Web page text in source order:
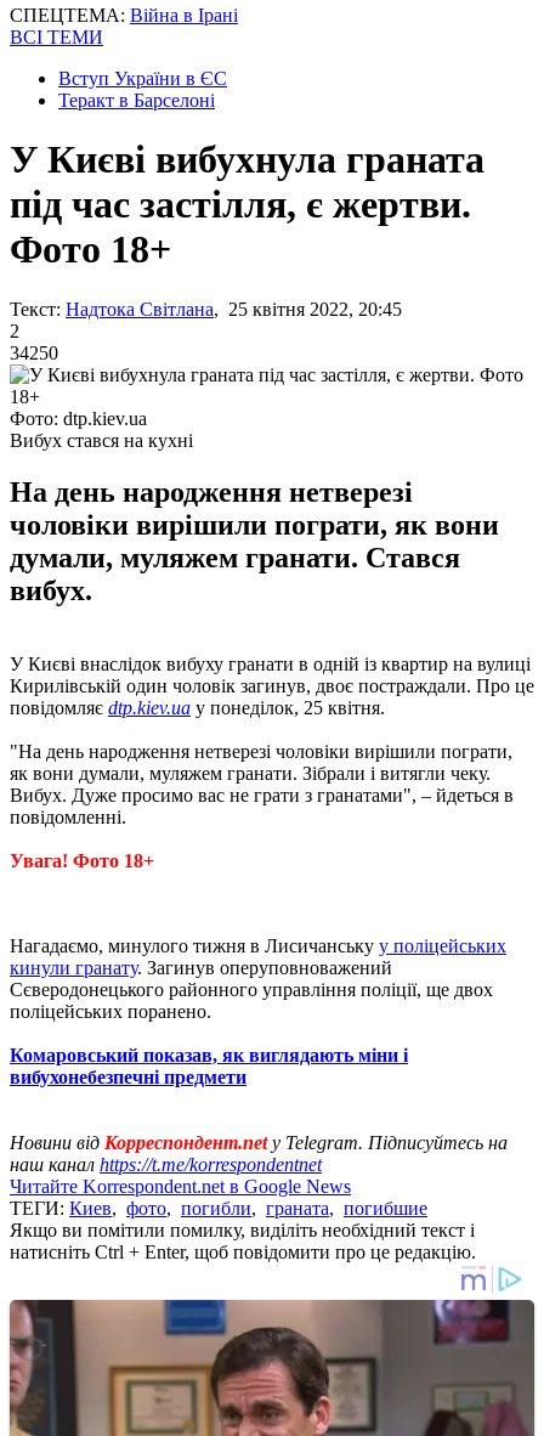
СПЕЦТЕМА: Війна в Ірані
ВСІ ТЕМИ
Вступ України в ЄС
Теракт в Барселоні
У Києві вибухнула граната
під час застілля, є жертви.
Фото 18+
Текст: Надтока Світлана, 25 квітня 2022, 20:45
2
34250
Фото: dtp.kiev.ua
Вибух стався на кухні
На день народження нетверезі
чоловіки вирішили пограти, як вони
думали, муляжем гранати. Стався
вибух.
У Києві внаслідок вибуху гранати в одній із квартир на вулиці
Кирилівській один чоловік загинув, двоє постраждали. Про це
повідомляє dtp.kiev.ua у понеділок, 25 квітня.
"На день народження нетверезі чоловіки вирішили пограти,
як вони думали, муляжем гранати. Зібрали і витягли чеку.
Вибух. Дуже просимо вас не грати з гранатами", – йдеться в
повідомленні.
Увага! Фото 18+
Нагадаємо, минулого тижня в Лисичанську у поліцейських
кинули гранату. Загинув оперуповноважений
Сєверодонецького районного управління поліції, ще двох
поліцейських поранено.
Комаровський показав, як виглядають міни і
вибухонебезпечні предмети
Новини від Корреспондент.netу Telegram. Підписуйтесь на
наш канал https://t.me/korrespondentnet
Читайте Korrespondent.net в Google News
ТЕГИ: Киев, фото, погибли, граната, погибшие
Якщо ви помітили помилку, виділіть необхідний текст і
натисніть Ctrl + Enter, щоб повідомити про це редакцію.